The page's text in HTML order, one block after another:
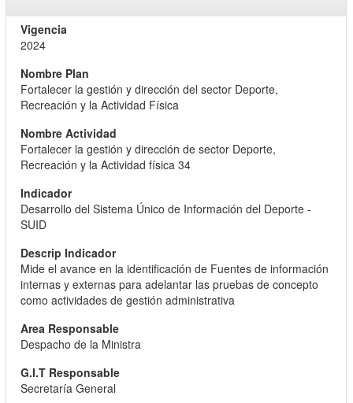
2024
Fortalecer la gestión y dirección del sector Deporte,
Recreación y la Actividad Física
Fortalecer la gestión y dirección de sector Deporte,
Recreación y la Actividad física 34
Desarrollo del Sistema Único de Información del Deporte -
SUID
Mide el avance en la identificación de Fuentes de información
internas y externas para adelantar las pruebas de concepto
como actividades de gestión administrativa
Despacho de la Ministra
Secretaría General